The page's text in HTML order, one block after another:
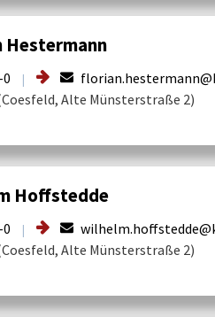
Hestermann
|
Alte Münsterstraße 2)
Hoffstedde
|
Alte Münsterstraße 2)